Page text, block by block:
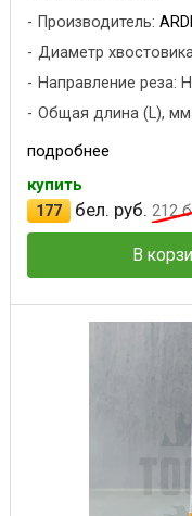
Производитель:
Диаметр
Направление реза:
Общая длина (L),
подробнее
купить
177
бел. руб. 212
В